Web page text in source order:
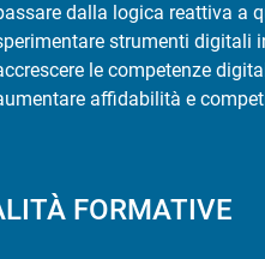
dalla logica reattiva a
strumenti digitali
le competenze
affidabilità e
FORMATIVE